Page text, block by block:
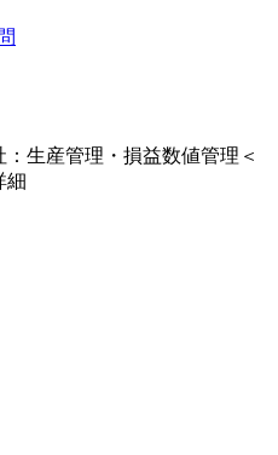
生産管理・損益数値管理＜
細